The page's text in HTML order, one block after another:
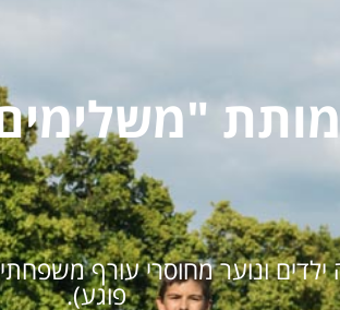
ילדים ונוער מחוסרי עורף
פוגע).